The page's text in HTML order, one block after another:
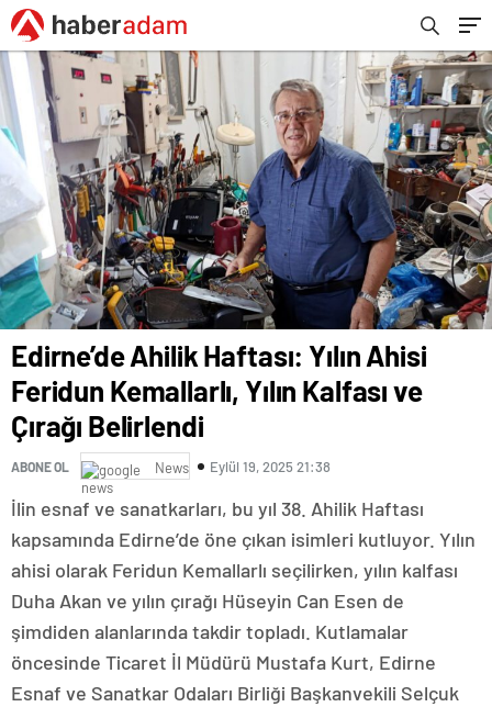
Edirne’de Ahilik Haftası: Yılın Ahisi
Feridun Kemallarlı, Yılın Kalfası ve
Çırağı Belirlendi
ABONE OL News Eylül 19, 2025 21:38
İlin esnaf ve sanatkarları, bu yıl 38. Ahilik Haftası
kapsamında Edirne’de öne çıkan isimleri kutluyor. Yılın
ahisi olarak Feridun Kemallarlı seçilirken, yılın kalfası
Duha Akan ve yılın çırağı Hüseyin Can Esen de
şimdiden alanlarında takdir topladı. Kutlamalar
öncesinde Ticaret İl Müdürü Mustafa Kurt, Edirne
Esnaf ve Sanatkar Odaları Birliği Başkanvekili Selçuk